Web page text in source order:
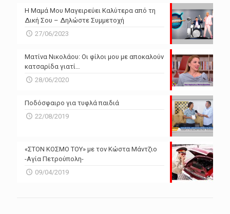
Η Μαμά Μου Μαγειρεύει Καλύτερα από τη
Δική Σου – Δηλώστε Συμμετοχή
27/06/2023
Ματίνα Νικολάου: Οι φίλοι μου με αποκαλούν
κατσαρίδα γιατί…
28/06/2020
Ποδόσφαιρο για τυφλά παιδιά
22/08/2019
«ΣΤΟΝ ΚΟΣΜΟ ΤΟΥ» με τον Κώστα Μάντζιο
-Αγία Πετρούπολη-
09/04/2019